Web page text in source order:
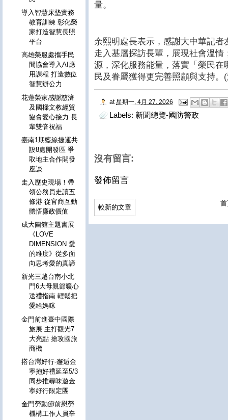
量。
余熙明處長表示，感謝大中華記
走入基層探訪長輩，展現社會溫
源，深化服務能量，落實「榮民
民及眷屬獲得更完善照顧與支持
at 星期一, 4月 27, 2026
Labels: 新聞總覽-國防警政
沒有留言:
發佈留言
較新的文章
導入智慧床墊實務
教育訓練 彰化榮
家打造智慧長照
平台
高雄榮服處攜手民
間協會導入AI應
用課程 打造數位
智慧辦公力
花蓮榮家感謝慈濟
及國樑文教經貿
協會愛心接力 長
輩雙倍祝福
臺南1期藍線捷運共
設8處開發區 爭
取地主合作開發
座談
走入歷史現場！帶
領公務員走讀五
條港 從官商互動
體悟廉政價值
成大圖館主題書展
《LOVE
DIMENSION 愛
的維度》從多面
向思考愛的真諦
新光三越台南小北
門6大母親節暖心
送禮指南 輕鬆把
愛給媽咪
金門前進臺中國際
旅展 主打觀光7
大亮點 搶攻國旅
商機
搭台灣好行-邂逅金
寧抱好禮延至5/3
同步推尋味遊金
寧好行限定團
金門勞動節前慰勞
機構工作人員辛